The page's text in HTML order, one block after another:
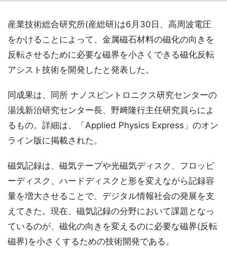
産業技術総合研究所(産総研)は6月30日、高周波電圧
をかけることによって、金属磁石材料の磁化の向きを
反転させるために必要な磁界を小さくできる磁化反転
アシスト技術を開発したと発表した。
同成果は、同所 ナノスピントロニクス研究センターの
湯浅新治研究センター長、野﨑隆行主任研究員らによ
るもの。詳細は、「Applied Physics Express」のオン
ライン版に掲載された。
磁気記録は、磁気テープや光磁気ディスク、フロッピ
ーディスク、ハードディスクと形を変えながら記録容
量を増大させることで、デジタル情報社会の発展を支
えてきた。現在、磁気記録の分野において課題となっ
ているのが、磁化の向きを変えるのに必要な磁界(反転
磁界)を小さくするための技術開発である。